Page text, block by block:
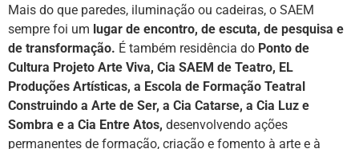
Mais do que paredes, iluminação ou cadeiras, o SAEM
sempre foi um lugar de encontro, de escuta, de pesquisa e
de transformação. É também residência do Ponto de
Cultura Projeto Arte Viva, Cia SAEM de Teatro, EL
Produções Artísticas, a Escola de Formação Teatral
Construindo a Arte de Ser, a Cia Catarse, a Cia Luz e
Sombra e a Cia Entre Atos, desenvolvendo ações
permanentes de formação, criação e fomento à arte e à